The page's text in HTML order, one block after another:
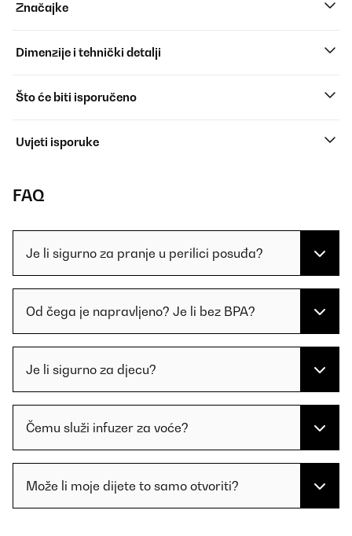
Značajke
Dimenzije i tehnički detalji
Što će biti isporučeno
Uvjeti isporuke
FAQ
Je li sigurno za pranje u perilici posuđa?
Od čega je napravljeno? Je li bez BPA?
Je li sigurno za djecu?
Čemu služi infuzer za voće?
Može li moje dijete to samo otvoriti?